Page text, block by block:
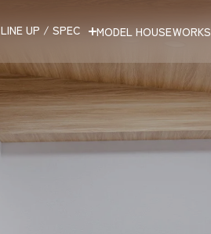
LINE UP / SPEC MODEL HOUSEWORKS